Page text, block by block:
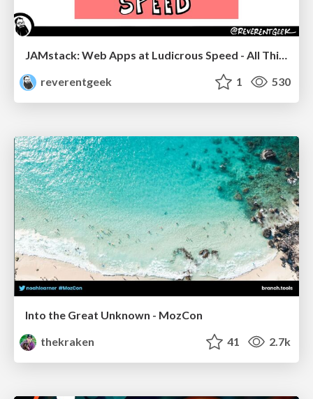
JAMstack: Web Apps at Ludicrous Speed - All Things Open 2022
reverentgeek
1 530
Into the Great Unknown - MozCon
thekraken
41 2.7k